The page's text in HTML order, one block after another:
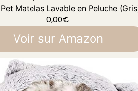
Matelas Lavable en Peluche
0,00€
Voir sur Amazon